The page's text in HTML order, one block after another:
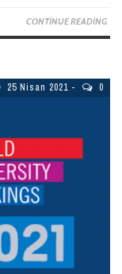
CONTINUE READING
25 Nisan 2021 0